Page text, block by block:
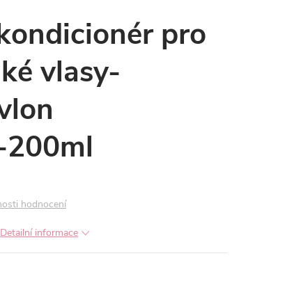
pro
vlasy-
hodnocení
Detailní informace